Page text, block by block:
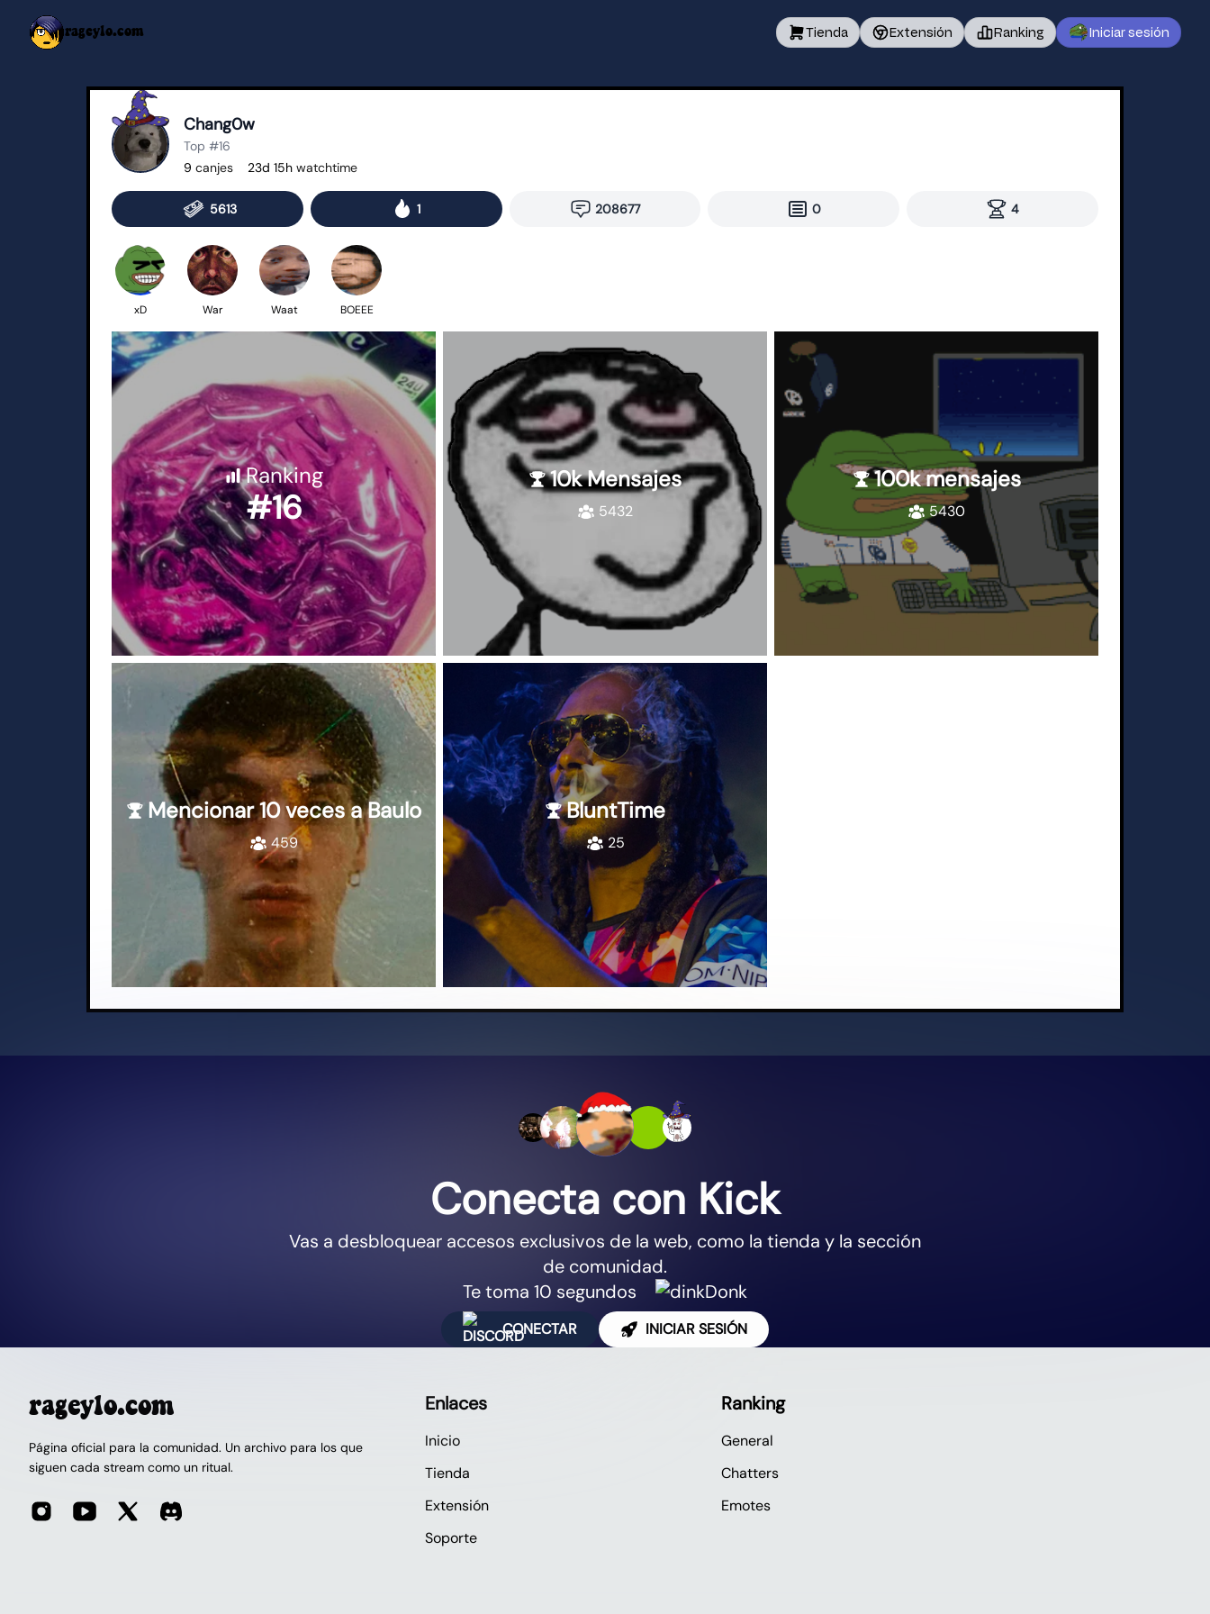
rageylo.com Tienda Extensión Ranking Iniciar sesión
Chang0w
Top #16
9 canjes 23d 15h watchtime
5613 1 208677 0 4
xD War Waat BOEEE
Ranking
#16
10k Mensajes
5432
100k mensajes
5430
Mencionar 10 veces a Baulo
459
BluntTime
25
Conecta con Kick
Vas a desbloquear accesos exclusivos de la web, como la tienda y la sección
de comunidad.
Te toma 10 segundos
CONECTAR INICIAR SESIÓN
rageylo.com
Página oficial para la comunidad. Un archivo para los que
siguen cada stream como un ritual.
Enlaces
Inicio
Tienda
Extensión
Soporte
Ranking
General
Chatters
Emotes